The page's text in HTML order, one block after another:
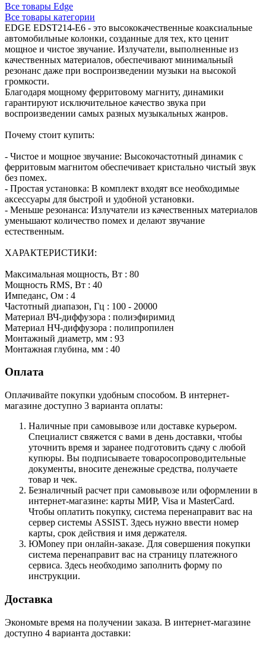
Все товары Edge
Все товары категории
EDGE EDST214-E6 - это высококачественные коаксиальные
автомобильные колонки, созданные для тех, кто ценит
мощное и чистое звучание. Излучатели, выполненные из
качественных материалов, обеспечивают минимальный
резонанс даже при воспроизведении музыки на высокой
громкости.
Благодаря мощному ферритовому магниту, динамики
гарантируют исключительное качество звука при
воспроизведении самых разных музыкальных жанров.
Почему стоит купить:
- Чистое и мощное звучание: Высокочастотный динамик с
ферритовым магнитом обеспечивает кристально чистый звук
без помех.
- Простая установка: В комплект входят все необходимые
аксессуары для быстрой и удобной установки.
- Меньше резонанса: Излучатели из качественных материалов
уменьшают количество помех и делают звучание
естественным.
ХАРАКТЕРИСТИКИ:
Максимальная мощность, Вт : 80
Мощность RMS, Вт : 40
Импеданс, Ом : 4
Частотный диапазон, Гц : 100 - 20000
Материал ВЧ-диффузора : полиэфиримид
Материал НЧ-диффузора : полипропилен
Монтажный диаметр, мм : 93
Монтажная глубина, мм : 40
Оплата
Оплачивайте покупки удобным способом. В интернет-
магазине доступно 3 варианта оплаты:
Наличные при самовывозе или доставке курьером.
Специалист свяжется с вами в день доставки, чтобы
уточнить время и заранее подготовить сдачу с любой
купюры. Вы подписываете товаросопроводительные
документы, вносите денежные средства, получаете
товар и чек.
Безналичный расчет при самовывозе или оформлении в
интернет-магазине: карты МИР, Visa и MasterCard.
Чтобы оплатить покупку, система перенаправит вас на
сервер системы ASSIST. Здесь нужно ввести номер
карты, срок действия и имя держателя.
ЮMoney при онлайн-заказе. Для совершения покупки
система перенаправит вас на страницу платежного
сервиса. Здесь необходимо заполнить форму по
инструкции.
Доставка
Экономьте время на получении заказа. В интернет-магазине
доступно 4 варианта доставки: